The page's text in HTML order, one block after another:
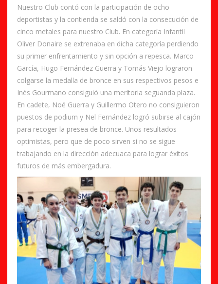
Nuestro Club contó con la participación de ocho
deportistas y la contienda se saldó con la consecución de
cinco metales para nuestro Club. En categoría Infantil
Oliver Donaire se extrenaba en dicha categoría perdiendo
su primer enfrentamiento y sin opción a repesca. Marco
García, Hugo Fernández Guerra y Tomás Viejo lograron
colgarse la medalla de bronce en sus respectivos pesos e
Inés Gourmano consiguió una meritoria seguanda plaza.
En cadete, Noé Guerra y Guillermo Otero no consiguieron
puestos de podium y Nel Fernández logró subirse al cajón
para recoger la presea de bronce. Unos resultados
optimistas, pero que de poco sirven si no se sigue
trabajando en la dirección adecuaca para lograr éxitos
futuros de más embergadura.